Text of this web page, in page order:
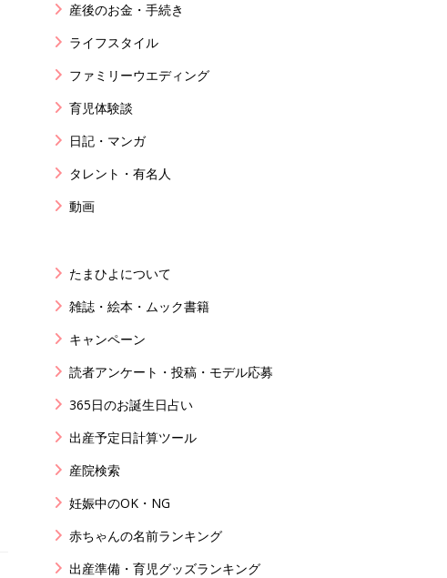
産後のお金・手続き
ライフスタイル
ファミリーウエディング
育児体験談
日記・マンガ
タレント・有名人
動画
たまひよについて
雑誌・絵本・ムック書籍
キャンペーン
読者アンケート・投稿・モデル応募
365日のお誕生日占い
出産予定日計算ツール
産院検索
妊娠中のOK・NG
赤ちゃんの名前ランキング
出産準備・育児グッズランキング